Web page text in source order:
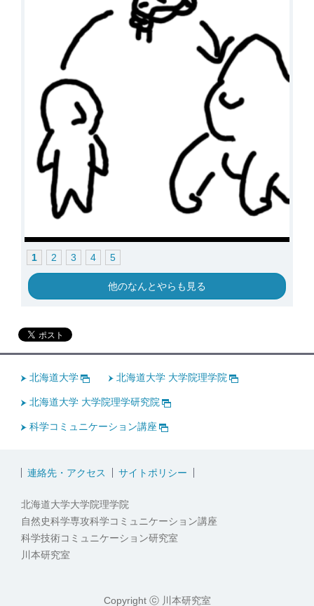
1 2 3 4 5
他のなんとやらも見る
北海道大学 北海道大学 大学院理学院
北海道大学 大学院理学研究院
科学コミュニケーション講座
連絡先・アクセス サイトポリシー
北海道大学大学院理学院
自然史科学専攻科学コミュニケーション講座
科学技術コミュニケーション研究室
川本研究室
Copyright ⓒ 川本研究室